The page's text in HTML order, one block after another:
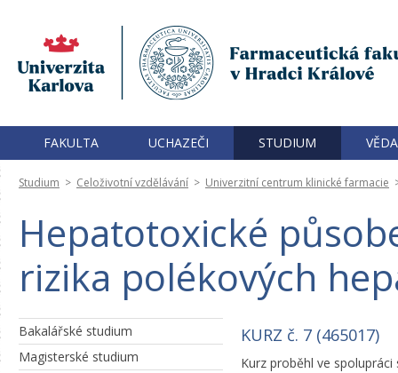
FAKULTA UCHAZEČI STUDIUM
Studium > Celoživotní vzdělávání > Univerzitní centrum klinické farmacie
Hepatotoxické
rizika polékových
Bakalářské studium
Magisterské studium
KURZ č. 7 (465017)
Kurz proběhl ve